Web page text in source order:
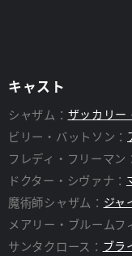
ビリー・バットソン(
く生きる14歳の少年。
ビリーは魔法の言葉を
ャザム!(ザッカリー・
そんな力に目覚めた彼
クター・シヴァナ(マ
スタッフ
デビッド・F・
キャスト
シャザム： ザッカリー
ビリー・バットソン：
フレディ・フリーマン：
ドクター・シヴァナ：
魔術師シャザム： ジャ
メアリー・ブルームフ
サンタクロース： ブラ